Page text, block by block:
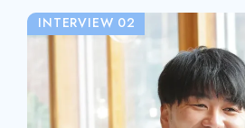
INTERVIEW 02